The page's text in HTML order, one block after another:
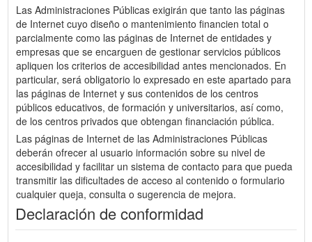
Las Administraciones Públicas exigirán que tanto las páginas
de Internet cuyo diseño o mantenimiento financien total o
parcialmente como las páginas de Internet de entidades y
empresas que se encarguen de gestionar servicios públicos
apliquen los criterios de accesibilidad antes mencionados. En
particular, será obligatorio lo expresado en este apartado para
las páginas de Internet y sus contenidos de los centros
públicos educativos, de formación y universitarios, así como,
de los centros privados que obtengan financiación pública.
Las páginas de Internet de las Administraciones Públicas
deberán ofrecer al usuario información sobre su nivel de
accesibilidad y facilitar un sistema de contacto para que pueda
transmitir las dificultades de acceso al contenido o formulario
cualquier queja, consulta o sugerencia de mejora.
Declaración de conformidad